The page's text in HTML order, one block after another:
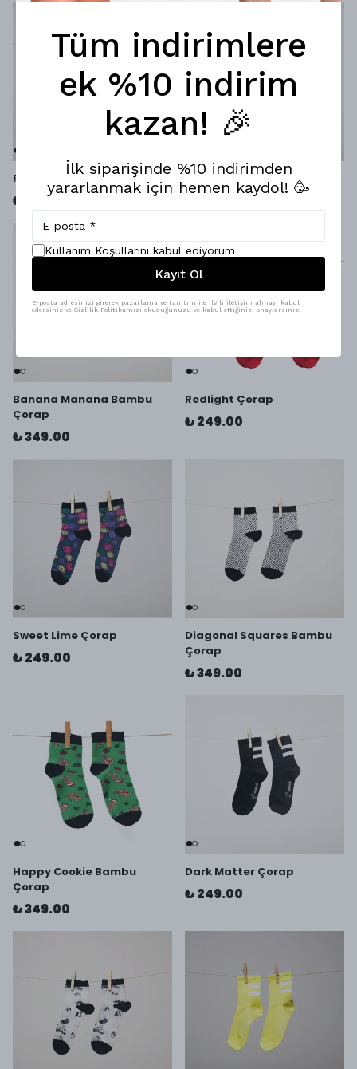
Party Animal Bambu Çorap
₺ 349.00
Smooth Ocean Çorap
Banana Manana Bambu
Çorap
₺ 349.00
Redlight Çorap
₺ 249.00
Sweet Lime Çorap
₺ 249.00
Diagonal Squares Bambu
Çorap
₺ 349.00
Happy Cookie Bambu
Çorap
₺ 349.00
Dark Matter Çorap
₺ 249.00
Tüm indirimlere
ek %10 indirim
kazan! 🎉
İlk siparişinde %10 indirimden
yararlanmak için hemen kaydol! 🥳
Kullanım Koşullarını kabul ediyorum
Kayıt Ol
E-posta adresinizi girerek pazarlama ve tanıtım ile ilgili iletişim almayı kabul
edersiniz ve Gizlilik Politikamızı okuduğunuzu ve kabul ettiğinizi onaylarsınız.